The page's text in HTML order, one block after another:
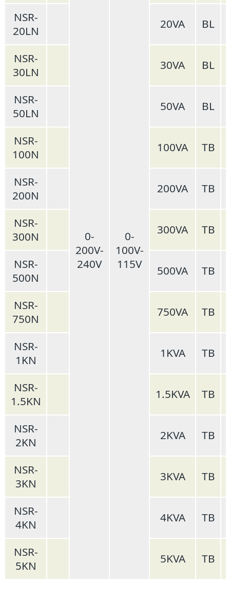
0-
200V-
240V
0-
100V-
115V
NSR-
20LN
20VA BL
NSR-
30LN
30VA BL
NSR-
50LN
50VA BL
NSR-
100N
100VA TB
NSR-
200N
200VA TB
NSR-
300N
300VA TB
NSR-
500N
500VA TB
NSR-
750N
750VA TB
NSR-
1KN
1KVA TB
NSR-
1.5KN
1.5KVA TB
NSR-
2KN
2KVA TB
NSR-
3KN
3KVA TB
NSR-
4KN
4KVA TB
NSR-
5KN
5KVA TB